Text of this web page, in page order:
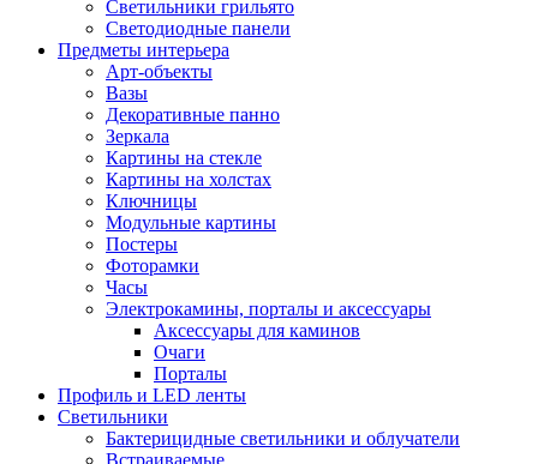
Светильники грильято
Светодиодные панели
Предметы интерьера
Арт-объекты
Вазы
Декоративные панно
Зеркала
Картины на стекле
Картины на холстах
Ключницы
Модульные картины
Постеры
Фоторамки
Часы
Электрокамины, порталы и аксессуары
Аксессуары для каминов
Очаги
Порталы
Профиль и LED ленты
Светильники
Бактерицидные светильники и облучатели
Встраиваемые